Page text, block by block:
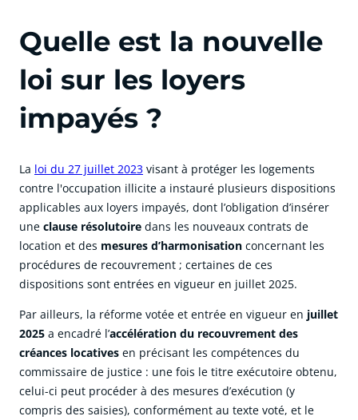
Quelle est la nouvelle
loi sur les loyers
impayés ?
La loi du 27 juillet 2023 visant à protéger les logements
contre l'occupation illicite a instauré plusieurs dispositions
applicables aux loyers impayés, dont l’obligation d’insérer
une clause résolutoire dans les nouveaux contrats de
location et des mesures d’harmonisation concernant les
procédures de recouvrement ; certaines de ces
dispositions sont entrées en vigueur en juillet 2025.
Par ailleurs, la réforme votée et entrée en vigueur en juillet
2025 a encadré l’accélération du recouvrement des
créances locatives en précisant les compétences du
commissaire de justice : une fois le titre exécutoire obtenu,
celui-ci peut procéder à des mesures d’exécution (y
compris des saisies), conformément au texte voté, et le